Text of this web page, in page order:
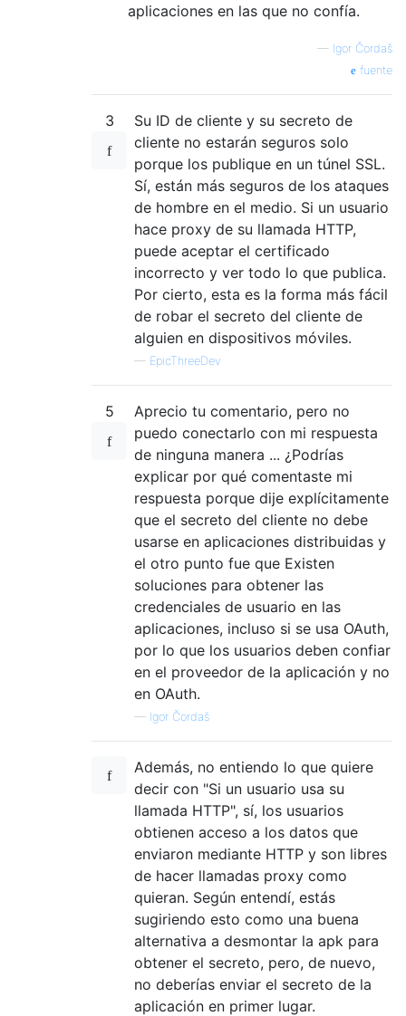
aplicaciones en las que no confía.
— Igor Čordaš
fuente
3
Su ID de cliente y su secreto de
cliente no estarán seguros solo
porque los publique en un túnel SSL.
Sí, están más seguros de los ataques
de hombre en el medio. Si un usuario
hace proxy de su llamada HTTP,
puede aceptar el certificado
incorrecto y ver todo lo que publica.
Por cierto, esta es la forma más fácil
de robar el secreto del cliente de
alguien en dispositivos móviles.
— EpicThreeDev
5
Aprecio tu comentario, pero no
puedo conectarlo con mi respuesta
de ninguna manera ... ¿Podrías
explicar por qué comentaste mi
respuesta porque dije explícitamente
que el secreto del cliente no debe
usarse en aplicaciones distribuidas y
el otro punto fue que Existen
soluciones para obtener las
credenciales de usuario en las
aplicaciones, incluso si se usa OAuth,
por lo que los usuarios deben confiar
en el proveedor de la aplicación y no
en OAuth.
— Igor Čordaš
Además, no entiendo lo que quiere
decir con "Si un usuario usa su
llamada HTTP", sí, los usuarios
obtienen acceso a los datos que
enviaron mediante HTTP y son libres
de hacer llamadas proxy como
quieran. Según entendí, estás
sugiriendo esto como una buena
alternativa a desmontar la apk para
obtener el secreto, pero, de nuevo,
no deberías enviar el secreto de la
aplicación en primer lugar.